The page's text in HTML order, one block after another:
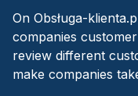
On Obsługa-
companies
review different
make companies